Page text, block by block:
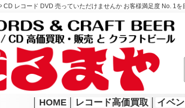
レコード DVD 売っていただけませんか お客様満足度 No. 1を
HOME レコード高価買取 イベ